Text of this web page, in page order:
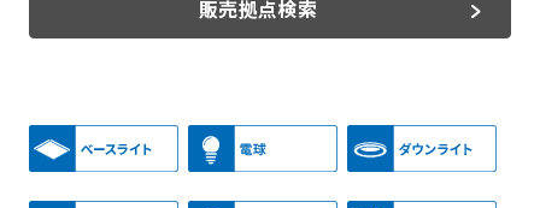
販売拠点検索